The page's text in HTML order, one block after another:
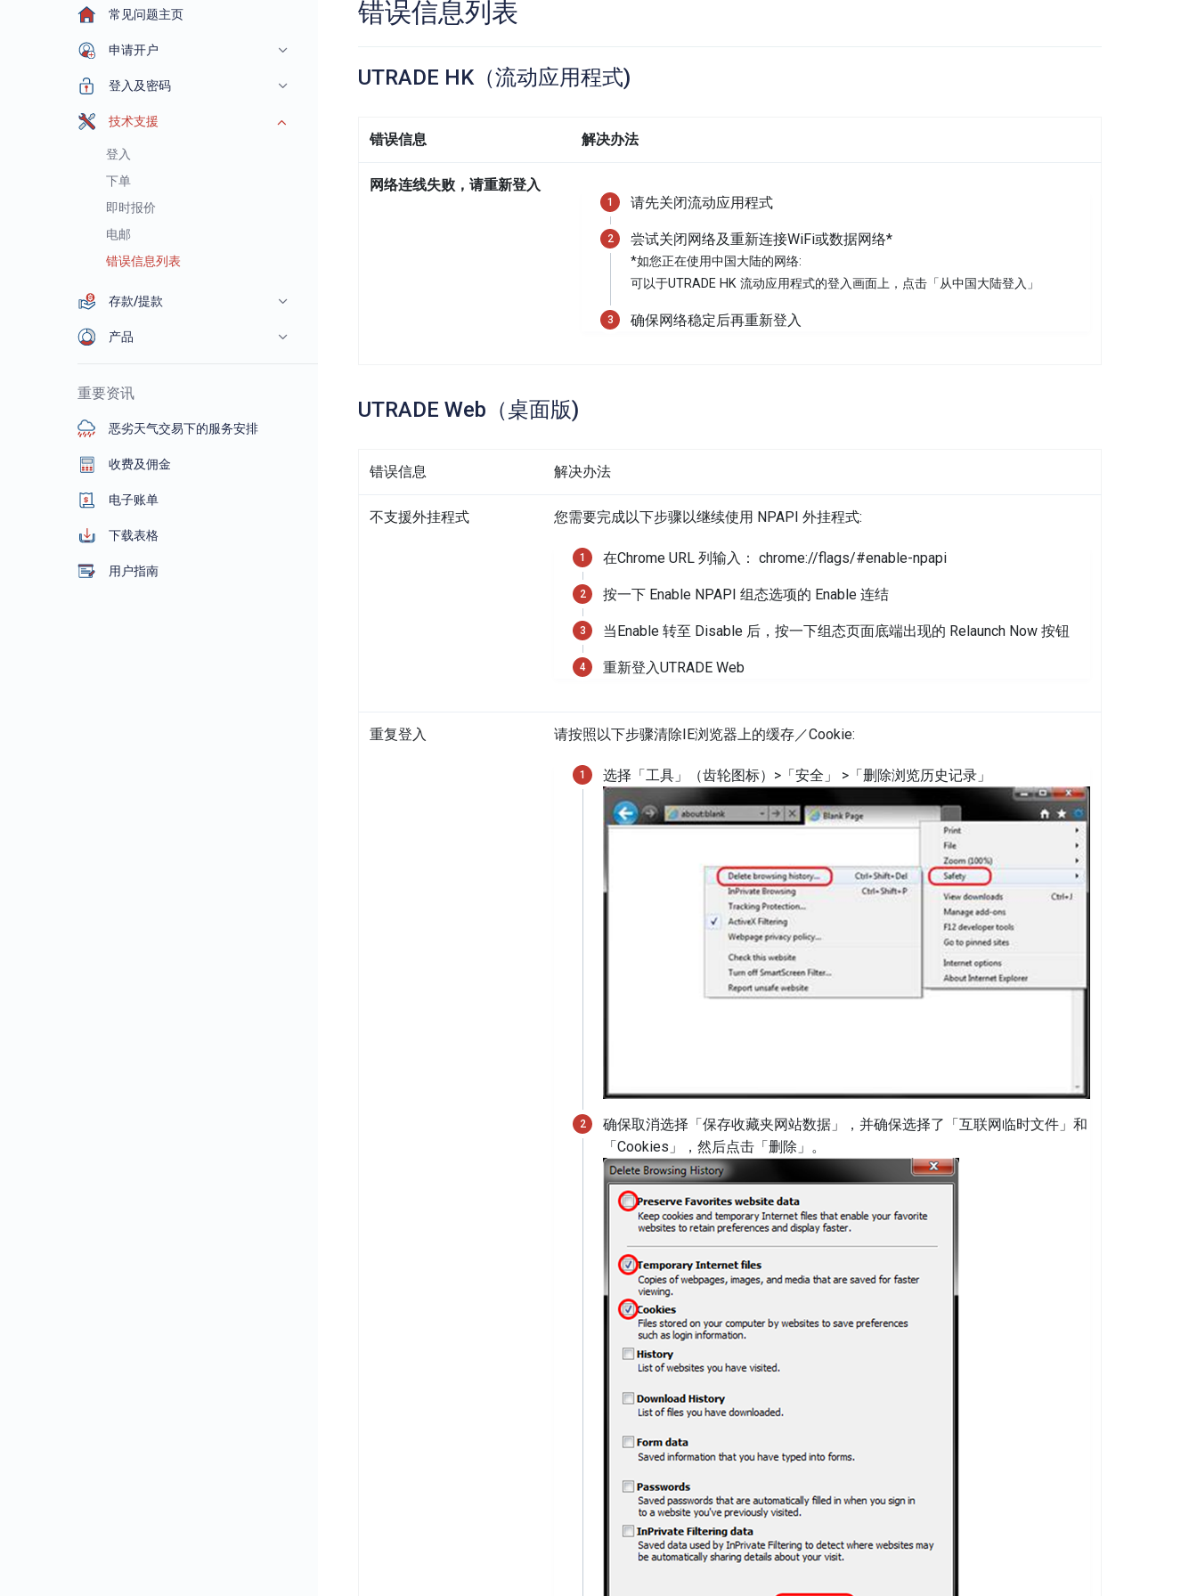
常见问题主页
申请开户
登入及密码
技术支援
登入
下单
即时报价
电邮
错误信息列表
存款/提款
产品
重要资讯
恶劣天气交易下的服务安排
收费及佣金
电子账单
下载表格
用户指南
错误信息列表
UTRADE HK（流动应用程式)
错误信息 解决办法
网络连线失败，请重新登入
请先关闭流动应用程式
尝试关闭网络及重新连接WiFi或数据网络*
*如您正在使用中国大陆的网络:
可以于UTRADE HK 流动应用程式的登入画面上，点击「从中国大陆登入」
确保网络稳定后再重新登入
UTRADE Web（桌面版)
错误信息 解决办法
不支援外挂程式 您需要完成以下步骤以继续使用 NPAPI 外挂程式:
在Chrome URL 列输入： chrome://flags/#enable-npapi
按一下 Enable NPAPI 组态选项的 Enable 连结
当Enable 转至 Disable 后，按一下组态页面底端出现的 Relaunch Now 按钮
重新登入UTRADE Web
重复登入 请按照以下步骤清除IE浏览器上的缓存／Cookie:
选择「工具」（齿轮图标）>「安全」 >「删除浏览历史记录」
确保取消选择「保存收藏夹网站数据」，并确保选择了「互联网临时文件」和
「Cookies」，然后点击「删除」。